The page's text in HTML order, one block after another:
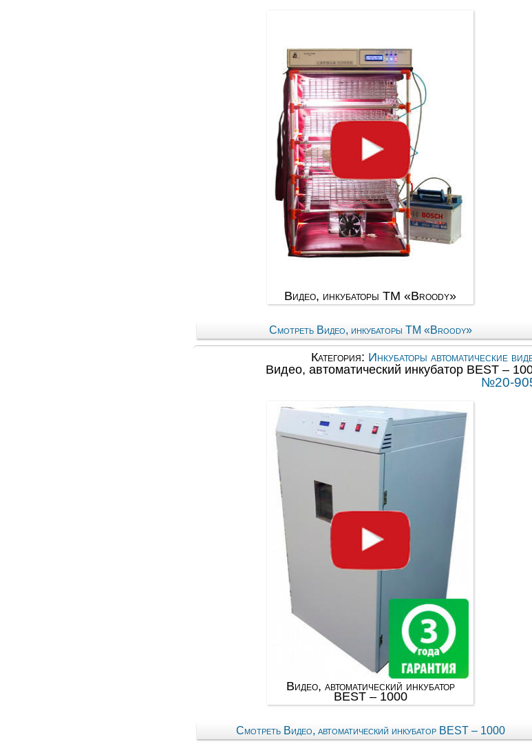
Видео, инкубаторы ТМ «Broody»
Смотреть Видео, инкубаторы ТМ «Broody»
Категория: Инкубаторы автоматические
Видео, автоматический инкубатор BEST –
№20-
Видео, автоматический инкубатор
BEST – 1000
Смотреть Видео, автоматический инкубатор BEST – 1000